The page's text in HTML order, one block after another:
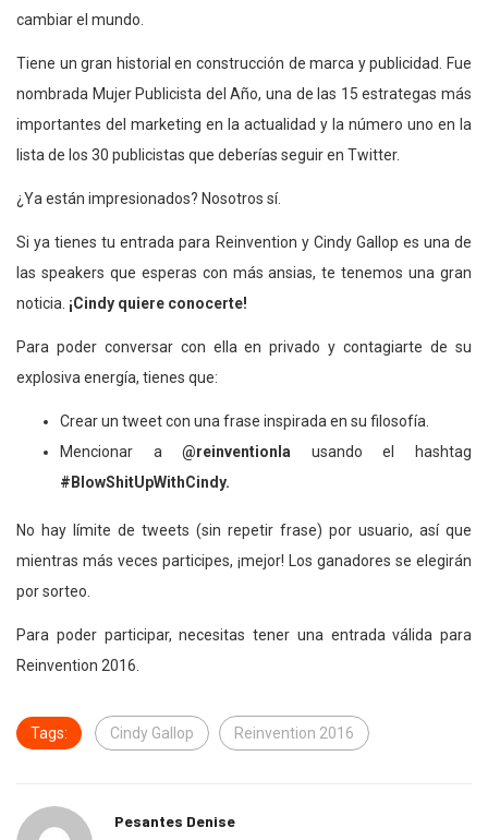
cambiar el mundo.
Tiene un gran historial en construcción de marca y publicidad. Fue
nombrada Mujer Publicista del Año, una de las 15 estrategas más
importantes del marketing en la actualidad y la número uno en la
lista de los 30 publicistas que deberías seguir en Twitter.
¿Ya están impresionados? Nosotros sí.
Si ya tienes tu entrada para Reinvention y Cindy Gallop es una de
las speakers que esperas con más ansias, te tenemos una gran
noticia. ¡Cindy quiere conocerte!
Para poder conversar con ella en privado y contagiarte de su
explosiva energía, tienes que:
Crear un tweet con una frase inspirada en su filosofía.
Mencionar a@reinventionla usando el hashtag
#BlowShitUpWithCindy.
No hay límite de tweets (sin repetir frase) por usuario, así que
mientras más veces participes, ¡mejor! Los ganadores se elegirán
por sorteo.
Para poder participar, necesitas tener una entrada válida para
Reinvention 2016.
Tags: Cindy Gallop Reinvention 2016
Pesantes Denise